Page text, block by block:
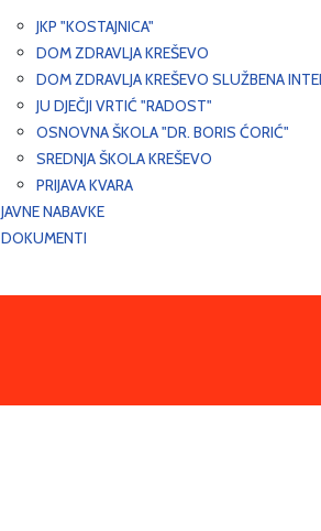
JKP "KOSTAJNICA"
DOM ZDRAVLJA KREŠEVO
DOM ZDRAVLJA KREŠEVO SLUŽBENA
JU DJEČJI VRTIĆ "RADOST"
OSNOVNA ŠKOLA "DR. BORIS ĆORIĆ"
SREDNJA ŠKOLA KREŠEVO
PRIJAVA KVARA
JAVNE NABAVKE
DOKUMENTI